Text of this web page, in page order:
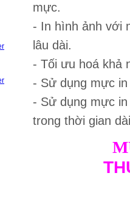
mực.
- In hình ảnh với
lâu dài.
- Tối ưu hoá khả
- Sử dụng mực
- Sử dụng mực
trong thời gian